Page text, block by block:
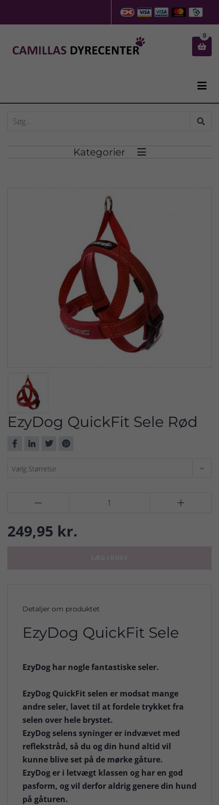

0

Kategorier 
EzyDog QuickFit Sele Rød
 
249,95 kr.
Detaljer om produktet
EzyDog QuickFit Sele
EzyDog har nogle fantastiske seler.
EzyDog QuickFit selen er modsat mange
andre seler, lavet til at fordele trykket fra
selen over hele brystet.
EzyDog selens syninger er indvævet med
reflekstråd, så du og din hund altid vil
kunne blive set på de mørke gåture.
EzyDog er i letvægt klassen og har en god
pasform, og vil derfor aldrig genere din hund
på gåturen.